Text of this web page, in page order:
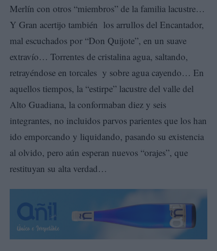
Merlín con otros “miembros” de la familia lacustre…
Y Gran acertijo también los arrullos del Encantador,
mal escuchados por “Don Quijote”, en un suave
extravío… Torrentes de cristalina agua, saltando,
retrayéndose en torcales y sobre agua cayendo… En
aquellos tiempos, la “estirpe” lacustre del valle del
Alto Guadiana, la conformaban diez y seis
integrantes, no incluidos parvos parientes que los han
ido emporcando y liquidando, pasando su existencia
al olvido, pero aún esperan nuevos “orajes”, que
restituyan su alta verdad…